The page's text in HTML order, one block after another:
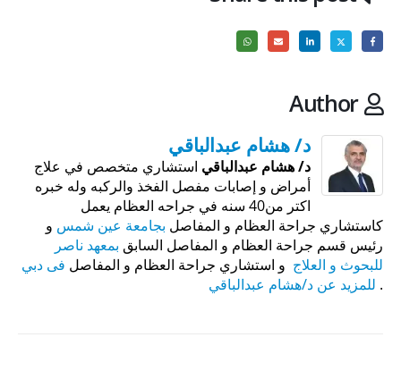
Author
د/ هشام عبدالباقي
د/ هشام عبدالباقي استشاري متخصص في علاج
أمراض و إصابات مفصل الفخذ والركبه وله خبره
اكتر من40 سنه في جراحه العظام يعمل
كاستشاري جراحة العظام و المفاصل بجامعة عين شمس و
رئيس قسم جراحة العظام و المفاصل السابق بمعهد ناصر
للبحوث و العلاج و استشاري جراحة العظام و المفاصل فى دبي
. للمزيد عن د/هشام عبدالباقي